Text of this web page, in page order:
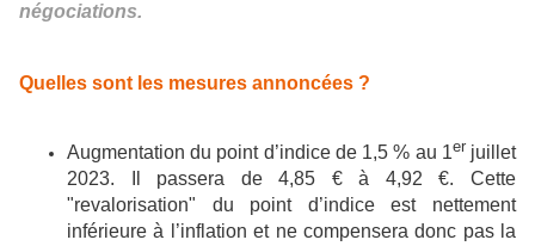
négociations.
Quelles sont les mesures annoncées ?
Augmentation du point d’indice de 1,5 % au 1er juillet
2023. Il passera de 4,85 € à 4,92 €. Cette
"revalorisation" du point d’indice est nettement
inférieure à l’inflation et ne compensera donc pas la